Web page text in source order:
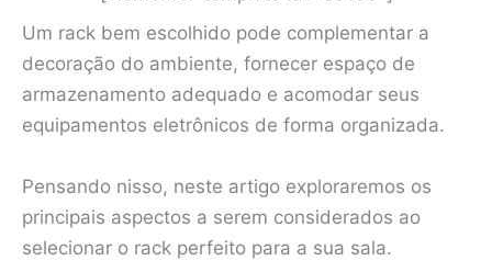
Um rack bem escolhido pode complementar a
decoração do ambiente, fornecer espaço de
armazenamento adequado e acomodar seus
equipamentos eletrônicos de forma organizada.
Pensando nisso, neste artigo exploraremos os
principais aspectos a serem considerados ao
selecionar o rack perfeito para a sua sala.